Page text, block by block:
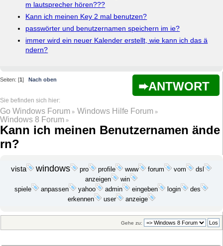
m lautsprecher hören???
Kann ich meinen Key 2 mal benutzen?
passwörter und benutzernamen speichern im ie?
immer wird ein neuer Kalender erstellt, wie kann ich das ä
ndern?
ANTWORT
Seiten: [1] Nach oben
Go Windows Forum » Windows Hilfe Forum »
Windows 8 Forum »
Kann ich meinen Benutzernamen ände
rn?
vista windows pro profile www forum vom dsl
anzeigen win
spiele anpassen yahoo admin eingeben login
des
erkennen
user anzeige
Gehe zu: